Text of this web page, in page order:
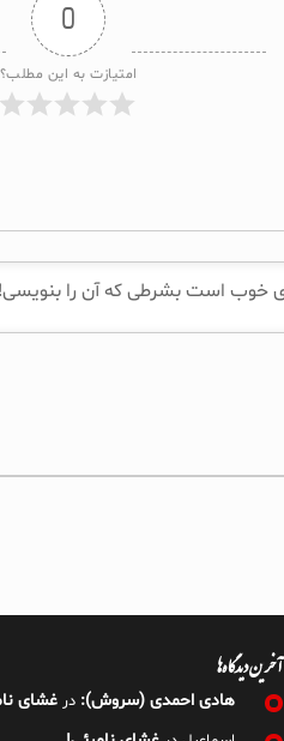
0
امتیازت به این مطلب؟
آخرین دیدگاه‌ها
هادی احمدی (سروش): درغشای